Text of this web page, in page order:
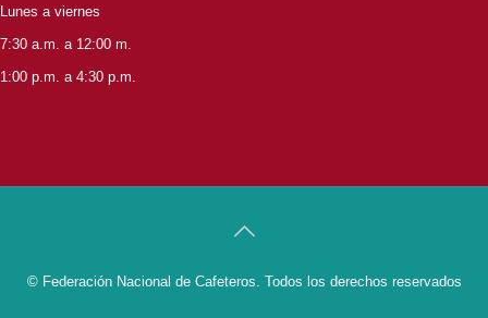
Lunes a viernes
7:30 a.m. a 12:00 m.
1:00 p.m. a 4:30 p.m.
© Federación Nacional de Cafeteros. Todos los derechos reservados